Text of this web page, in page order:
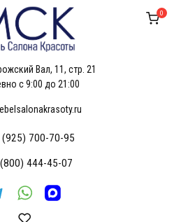
Вал, 11, стр. 21
с 9:00 до 21:00
(925) 700-70-95
444-45-07
0